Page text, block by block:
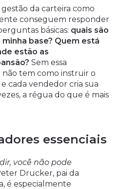
da carteira como
conseguem responder
básicas: quais são
base? Quem está
estão as
Sem essa
tem como instruir o
cada vendedor cria sua
a régua do que é mais
essenciais
você não pode
Drucker, pai da
é especialmente